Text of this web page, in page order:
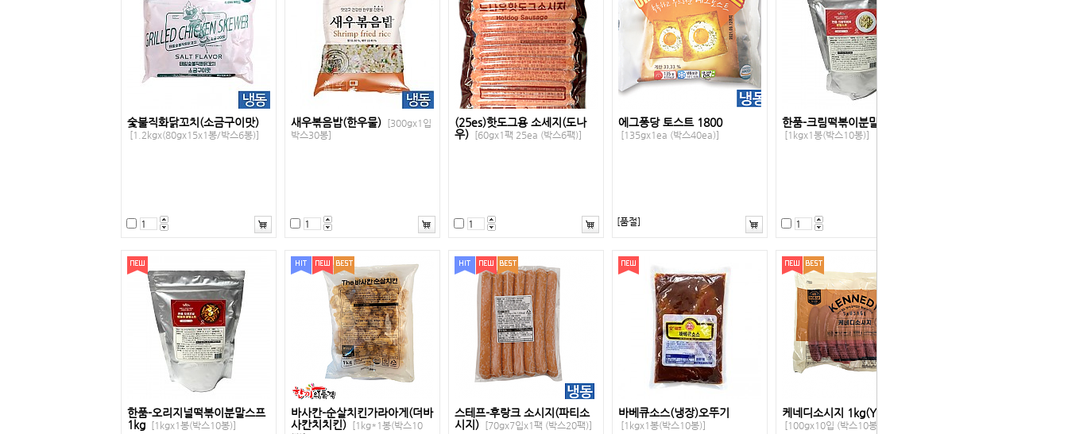
숯불직화닭꼬치(소금구이맛)
[1.2kgx(80gx15x1봉/박스6봉)]
새우볶음밥(한우물)
[300gx1입
박스30봉]
(25es)핫도그용 소세지(도나
우)
[60gx1팩 25ea (박스6팩)]
에그퐁당 토스트 1800
[135gx1ea (박스40ea)]
[품절]
한품-크림떡볶이분말스프1kg
[1kgx1봉(박스10봉)]
한품-오리지널떡볶이분말스프
1kg
[1kgx1봉(박스10봉)]
바사칸-순살치킨가라아게(더바
사칸치치킨)
[1kg*1봉(박스10
스테프-후랑크 소시지(파티소
시지)
[70gx7입x1팩 (박스20팩)]
바베큐소스(냉장)오뚜기
[1kgx1봉(박스10봉)]
케네디소시지 1kg(YMB)
[100gx10입 (박스10봉)]